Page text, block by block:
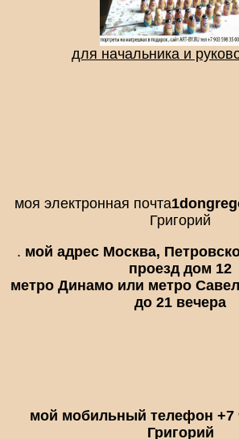
для начальника и
моя электронная почта
Григорий
. мой адрес Москва,
проезд дом 12
метро Динамо или метро
до 21 вечера
мой мобильный телефон +7
Григорий